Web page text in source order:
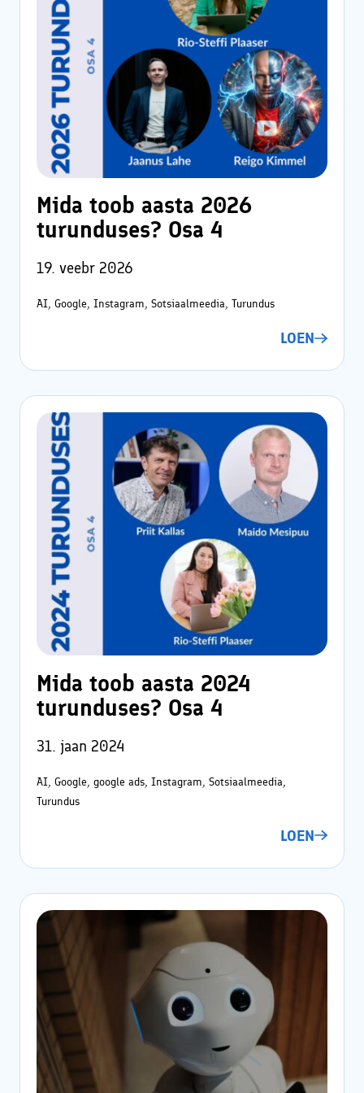
Mida toob aasta 2026
turunduses? Osa 4
19. veebr 2026
AI, Google, Instagram, Sotsiaalmeedia, Turundus
LOEN
Mida toob aasta 2024
turunduses? Osa 4
31. jaan 2024
AI, Google, google ads, Instagram, Sotsiaalmeedia,
Turundus
LOEN